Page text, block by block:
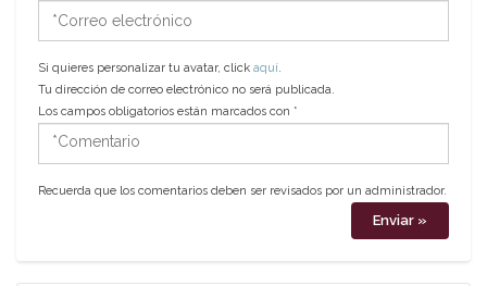
*Correo
electrónico
Si quieres personalizar tu avatar, click aquí.
Tu dirección de correo electrónico no será publicada.
Los campos obligatorios están marcados con *
*Comentario
Recuerda que los comentarios deben ser revisados por un administrador.